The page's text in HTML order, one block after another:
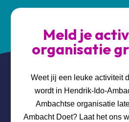
Meld je
organisatie
Weet jij een leuke activiteit
wordt in Hendrik-Ido-
Ambachtse organisatie
Ambacht Doet? Laat het ons